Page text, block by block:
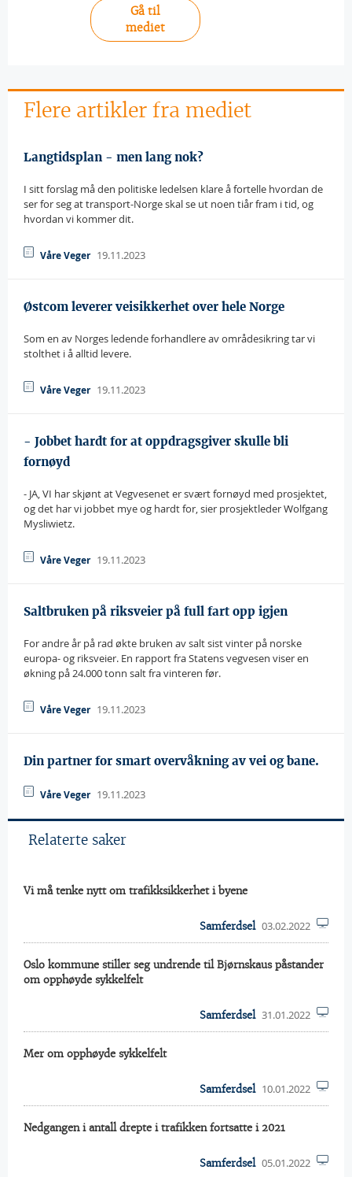
Gå til
mediet
Flere artikler fra mediet
Langtidsplan - men lang nok?
I sitt forslag må den politiske ledelsen klare å fortelle hvordan de
ser for seg at transport-Norge skal se ut noen tiår fram i tid, og
hvordan vi kommer dit.
Våre Veger 19.11.2023
Østcom leverer veisikkerhet over hele Norge
Som en av Norges ledende forhandlere av områdesikring tar vi
stolthet i å alltid levere.
Våre Veger 19.11.2023
- Jobbet hardt for at oppdragsgiver skulle bli
fornøyd
- JA, VI har skjønt at Vegvesenet er svært fornøyd med prosjektet,
og det har vi jobbet mye og hardt for, sier prosjektleder Wolfgang
Mysliwietz.
Våre Veger 19.11.2023
Saltbruken på riksveier på full fart opp igjen
For andre år på rad økte bruken av salt sist vinter på norske
europa- og riksveier. En rapport fra Statens vegvesen viser en
økning på 24.000 tonn salt fra vinteren før.
Våre Veger 19.11.2023
Din partner for smart overvåkning av vei og bane.
Våre Veger 19.11.2023
Relaterte saker
Vi må tenke nytt om trafikksikkerhet i byene
Samferdsel 03.02.2022
Oslo kommune stiller seg undrende til Bjørnskaus påstander
om opphøyde sykkelfelt
Samferdsel 31.01.2022
Mer om opphøyde sykkelfelt
Samferdsel 10.01.2022
Nedgangen i antall drepte i trafikken fortsatte i 2021
Samferdsel 05.01.2022